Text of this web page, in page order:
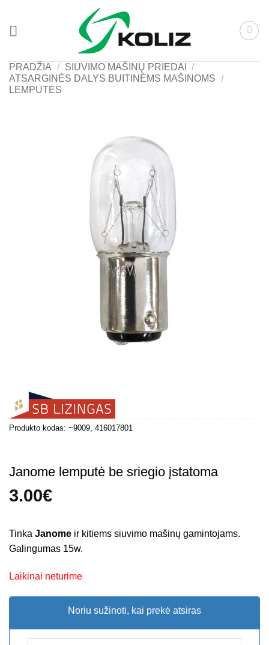
content
PRADŽIA / SIUVIMO MAŠINŲ PRIEDAI
/
ATSARGINĖS DALYS BUITINĖMS MAŠINOMS /
LEMPUTĖS
Produkto kodas: ~9009, 416017801
Janome lemputė be sriegio įstatoma
3.00€
Tinka Janome ir kitiems siuvimo mašinų gamintojams.
Galingumas 15w.
Laikinai neturime
Noriu sužinoti, kai prekė atsiras